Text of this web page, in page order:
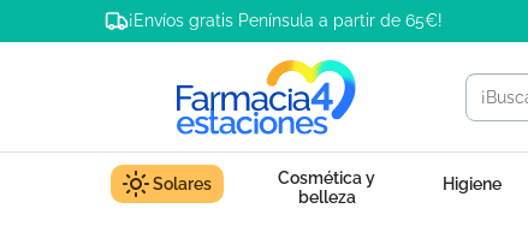
¡Envíos gratis Península a partir de 65€!
Solares
Cosmética y
belleza
Higiene